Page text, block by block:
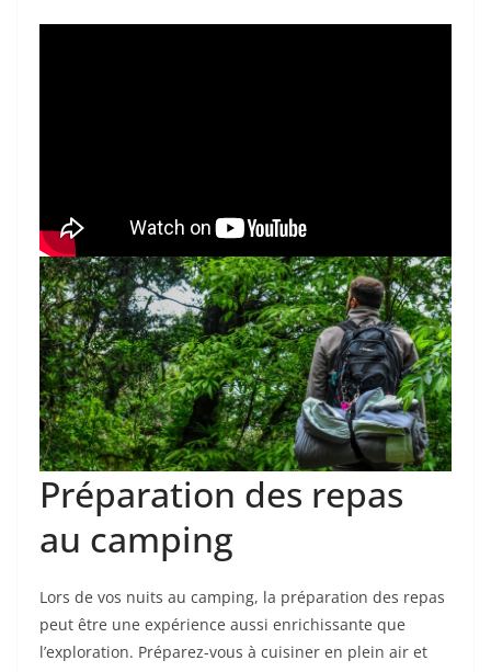
Préparation des repas
au camping
Lors de vos nuits au camping, la préparation des repas
peut être une expérience aussi enrichissante que
l’exploration. Préparez-vous à cuisiner en plein air et